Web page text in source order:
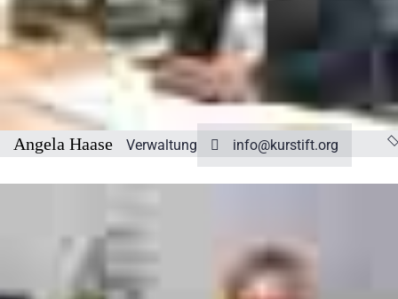
Angela Haase Verwaltung info@kurstift.org